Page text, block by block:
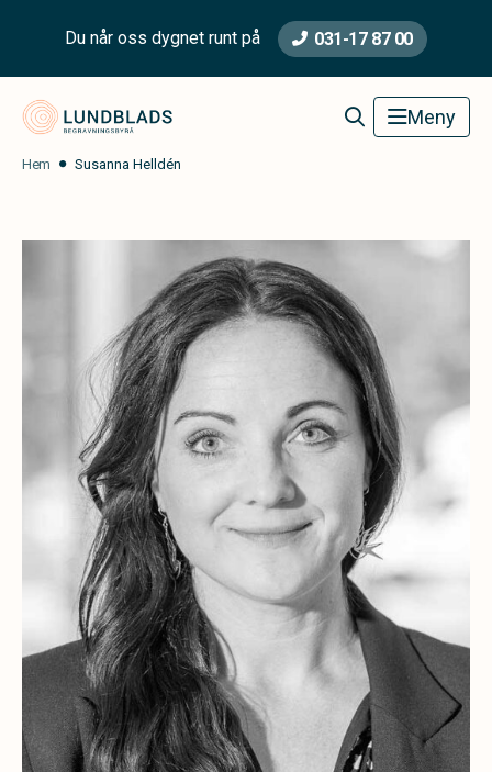
Du når oss dygnet runt på 031-17 87 00
Lundblads Begravningsbyrå Meny
Hem Susanna Helldén